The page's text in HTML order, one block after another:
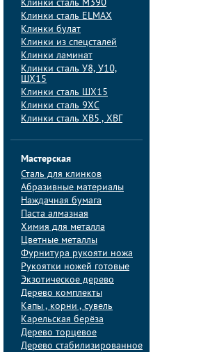
Клинки сталь M390
Клинки сталь ELMAX
Клинки булат
Клинки из спецсталей
Клинки ламинат
Клинки сталь У8, У10,
ШХ15
Клинки сталь ШХ15
Клинки сталь 9ХС
Клинки сталь ХВ5 , ХВГ
Мастерская
Сталь для клинков
Абразивные материалы
Наждачная бумага
Паста алмазная
Химия для металла
Цветные металлы
Фурнитура рукояти ножа
Рукоятки ножей готовые
Экзотическое дерево
Дерево комплекты
Капы , корни , сувель
Карельская берёза
Дерево торцевое
Дерево стабилизированное